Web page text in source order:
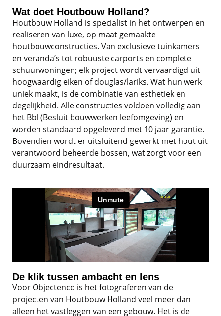
Wat doet Houtbouw Holland?
Houtbouw Holland is specialist in het ontwerpen en
realiseren van luxe, op maat gemaakte
houtbouwconstructies. Van exclusieve tuinkamers
en veranda’s tot robuuste carports en complete
schuurwoningen; elk project wordt vervaardigd uit
hoogwaardig eiken of douglas/lariks. Wat hun werk
uniek maakt, is de combinatie van esthetiek en
degelijkheid. Alle constructies voldoen volledig aan
het Bbl (Besluit bouwwerken leefomgeving) en
worden standaard opgeleverd met 10 jaar garantie.
Bovendien wordt er uitsluitend gewerkt met hout uit
verantwoord beheerde bossen, wat zorgt voor een
duurzaam eindresultaat.
De klik tussen ambacht en lens
Voor Objectenco is het fotograferen van de
projecten van Houtbouw Holland veel meer dan
alleen het vastleggen van een gebouw. Het is de